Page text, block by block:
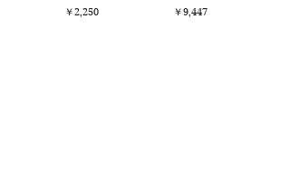
価格
￥2,250 価格
￥9,447